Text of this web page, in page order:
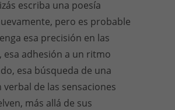
escriba una poesía
pero es probable
esa precisión en las
esa adhesión a un ritmo
esa búsqueda de una
de las sensaciones
más allá de sus